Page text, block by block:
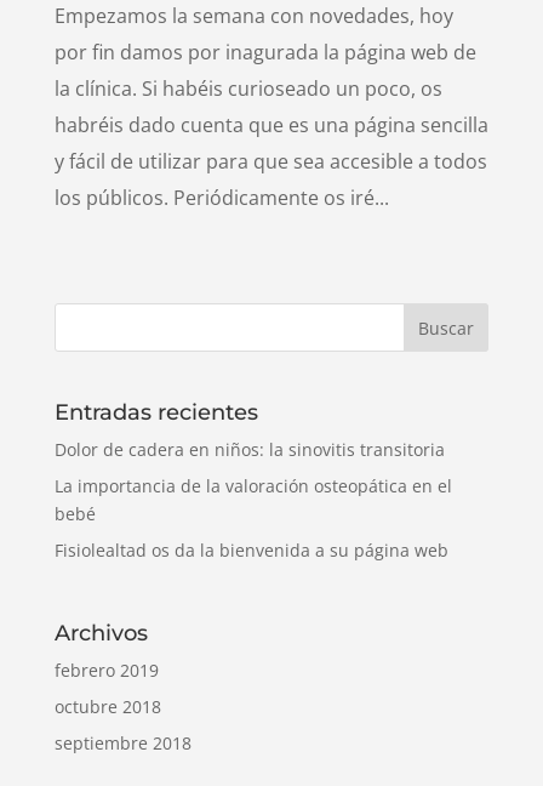
Empezamos la semana con novedades, hoy
por fin damos por inagurada la página web de
la clínica. Si habéis curioseado un poco, os
habréis dado cuenta que es una página sencilla
y fácil de utilizar para que sea accesible a todos
los públicos. Periódicamente os iré...
Entradas recientes
Dolor de cadera en niños: la sinovitis transitoria
La importancia de la valoración osteopática en el
bebé
Fisiolealtad os da la bienvenida a su página web
Archivos
febrero 2019
octubre 2018
septiembre 2018